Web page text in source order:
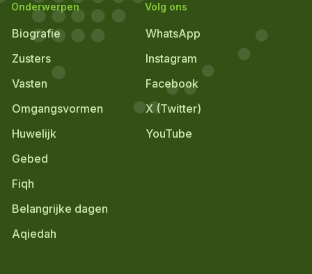
Onderwerpen
Biografie
Zusters
Vasten
Omgangsvormen
Huwelijk
Gebed
Fiqh
Belangrijke dagen
Aqiedah
Volg ons
WhatsApp
Instagram
Facebook
X (Twitter)
YouTube